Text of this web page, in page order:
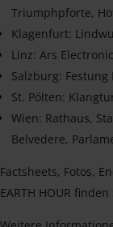
Triumphpforte,
Klagenfurt:
Linz: Ars
Salzburg:
St. Pölten:
Wien: Rathaus,
Belvedere,
Factsheets, Fotos,
EARTH HOUR